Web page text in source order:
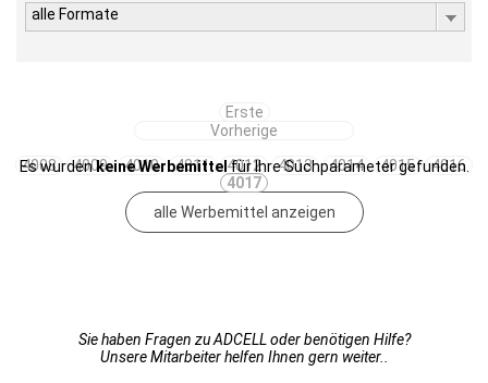
alle Formate
Erste
Vorherige
4008
4009 4010 4011 4012 4013 4014 4015
4016
4017
Es wurdenkeine Werbemittel für Ihre Suchparameter gefunden.
alle Werbemittel anzeigen
Sie haben Fragen zu ADCELL oder benötigen Hilfe?
Unsere Mitarbeiter helfen Ihnen gern weiter..